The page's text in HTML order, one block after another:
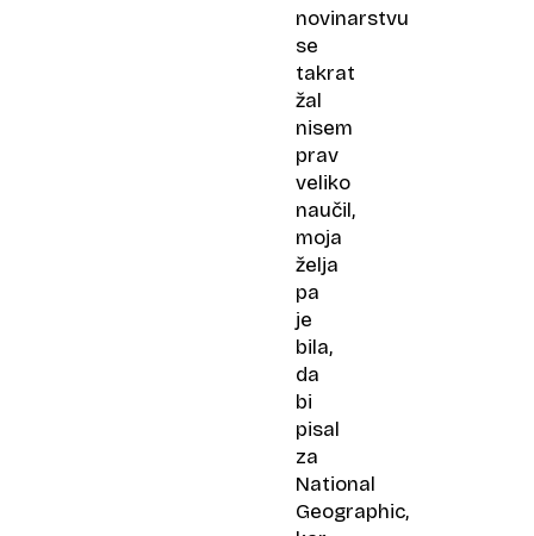
novinarstvu
se
takrat
žal
nisem
prav
veliko
naučil,
moja
želja
pa
je
bila,
da
bi
pisal
za
National
Geographic,